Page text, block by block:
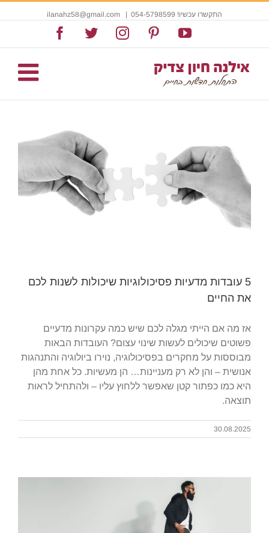
התקשרו עכשיו! 054-5798599 |
YouTube
Pinterest
Instagram
Twitter
5 עובדות מדעיות פסיכולוגיות שיכולות לשנות לכם
את החיים
אז מה אם הייתי מגלה לכם שיש כמה עקרונות מדעיים
פשוטים שיכולים לעשות שינוי עצום? העובדות הבאות
מבוססות על מחקרים בפסיכולוגיה, נוירו ביולוגיה והתנהגות
אנושית – והן לא רק מעניינות… הן מעשיות. כל אחת מהן
היא כמו כפתור קטן שאפשר ללחוץ עליו – ולהתחיל לראות
תוצאה.
30.08.2025